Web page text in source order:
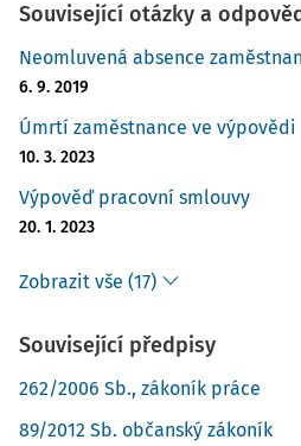
Související otázky a
Neomluvená absence
6. 9. 2019
Úmrtí zaměstnance ve výpovědi
10. 3. 2023
Výpověď pracovní smlouvy
20. 1. 2023
Zobrazit vše (17)
Související předpisy
262/2006 Sb., zákoník práce
89/2012 Sb. občanský zákoník